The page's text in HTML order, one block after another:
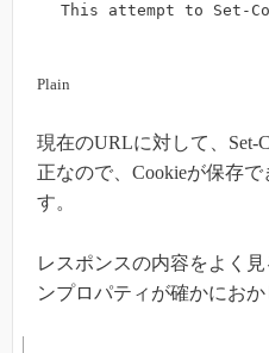
This attempt to Set-
Plain
現在のURLに対して、Set-
正なので、Cookieが保存
す。
レスポンスの内容をよく見
ンプロパティが確かにおか